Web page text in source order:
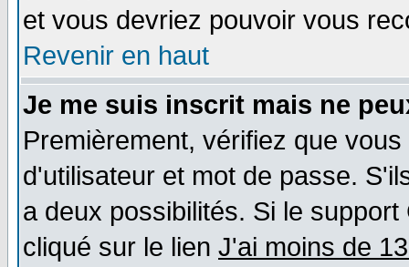
et vous devriez pouvoir vous
Revenir en haut
Je me suis inscrit mais ne
Premièrement, vérifiez que
d'utilisateur et mot de passe.
a deux possibilités. Si le
cliqué sur le lien J'ai moins de